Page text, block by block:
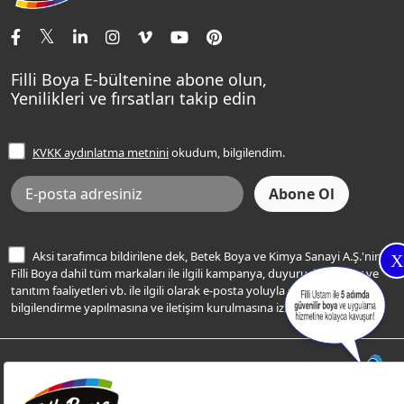
X
Tavan Boyaları
Ev Bakım ve Hobi Boyaları
Yatak Odası Renkleri
Sentomaxx Sentetik Boya
Sentomaxx İpeksi Mat
Momento Life
Şampanya Rengi
Açık Mavi Rengi
Frezya Rengi
İletişim Bilgilerimiz
Renk Danışma
Filli Ustam
Sıkça Sorulan Sorular
Ücretsiz Yalıtım Keşif Hizmeti
Bilgi Toplumu Hizmetleri
İnternet Sitesi Kullanım Koşulları
KVKK Talep Formu
KVKK Aydınlatma Metni
Filli Boya E-bültenine abone olun,
Yenilikleri ve fırsatları takip edin
KVKK aydınlatma metniniokudum, bilgilendim.
Aksi tarafımca bildirilene dek, Betek Boya ve Kimya Sanayi A.Ş.'nin
Filli Boya dahil tüm markaları ile ilgili kampanya, duyuru, hizmetler ve
tanıtım faaliyetleri vb. ile ilgili olarak e-posta yoluyla şahsıma
bilgilendirme yapılmasına ve iletişim kurulmasına izin veriyorum.